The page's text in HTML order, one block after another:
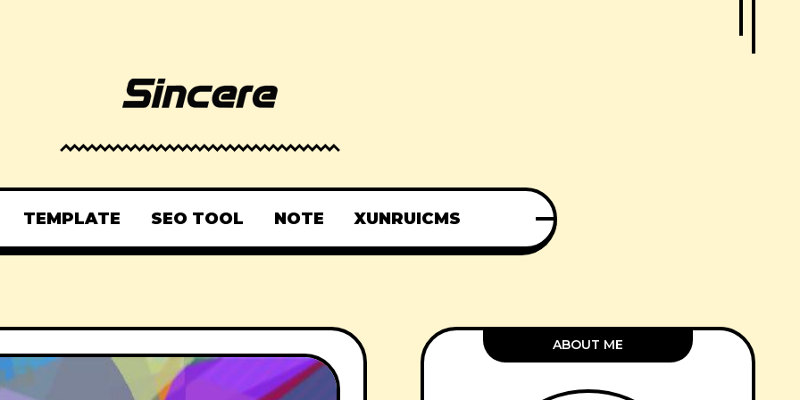
TEMPLATE SEO TOOL NOTE XUNRUICMS
ABOUT ME